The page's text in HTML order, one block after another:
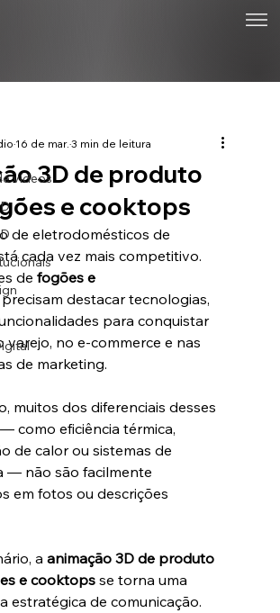
vídeos3D de produto
e cooktops
16 de mar.3 min de leitura
de eletrodomésticos de
cada vez mais competitivo.
de fogões e
destacar tecnologias,
para conquistar
varejo, no e-commerce e nas
de marketing.
muitos dos diferenciais desses
como eficiência térmica,
de calor ou sistemas de
— não são facilmente
em fotos ou descrições
a animação 3D de produto
e cooktops se torna uma
estratégica de comunicação.